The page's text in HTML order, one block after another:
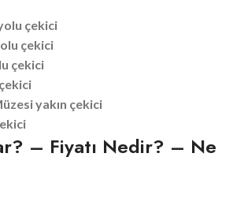
çekici
çekici
çekici
yakın çekici
– Fiyatı Nedir? – Ne